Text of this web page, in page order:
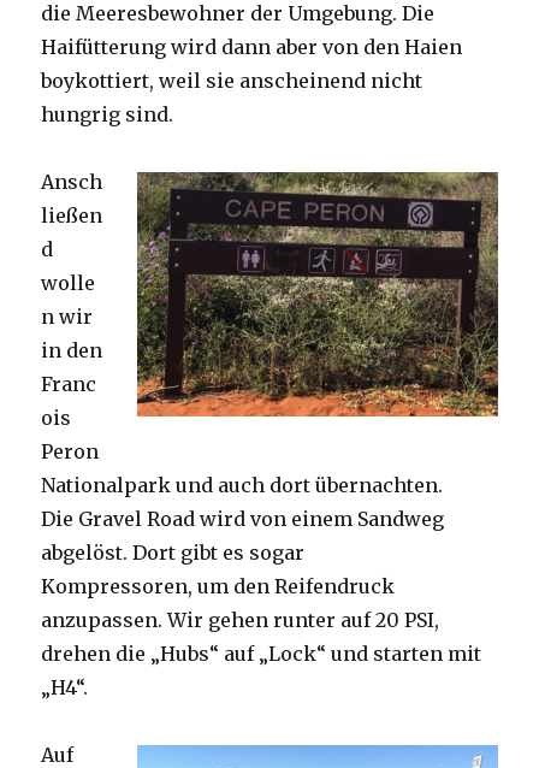
die Meeresbewohner der Umgebung. Die
Haifütterung wird dann aber von den Haien
boykottiert, weil sie anscheinend nicht
hungrig sind.
Ansch
ließen
d
wolle
n wir
in den
Franc
ois
Peron
Nationalpark und auch dort übernachten.
Die Gravel Road wird von einem Sandweg
abgelöst. Dort gibt es sogar
Kompressoren, um den Reifendruck
anzupassen. Wir gehen runter auf 20 PSI,
drehen die „Hubs“ auf „Lock“ und starten mit
„H4“.
Auf